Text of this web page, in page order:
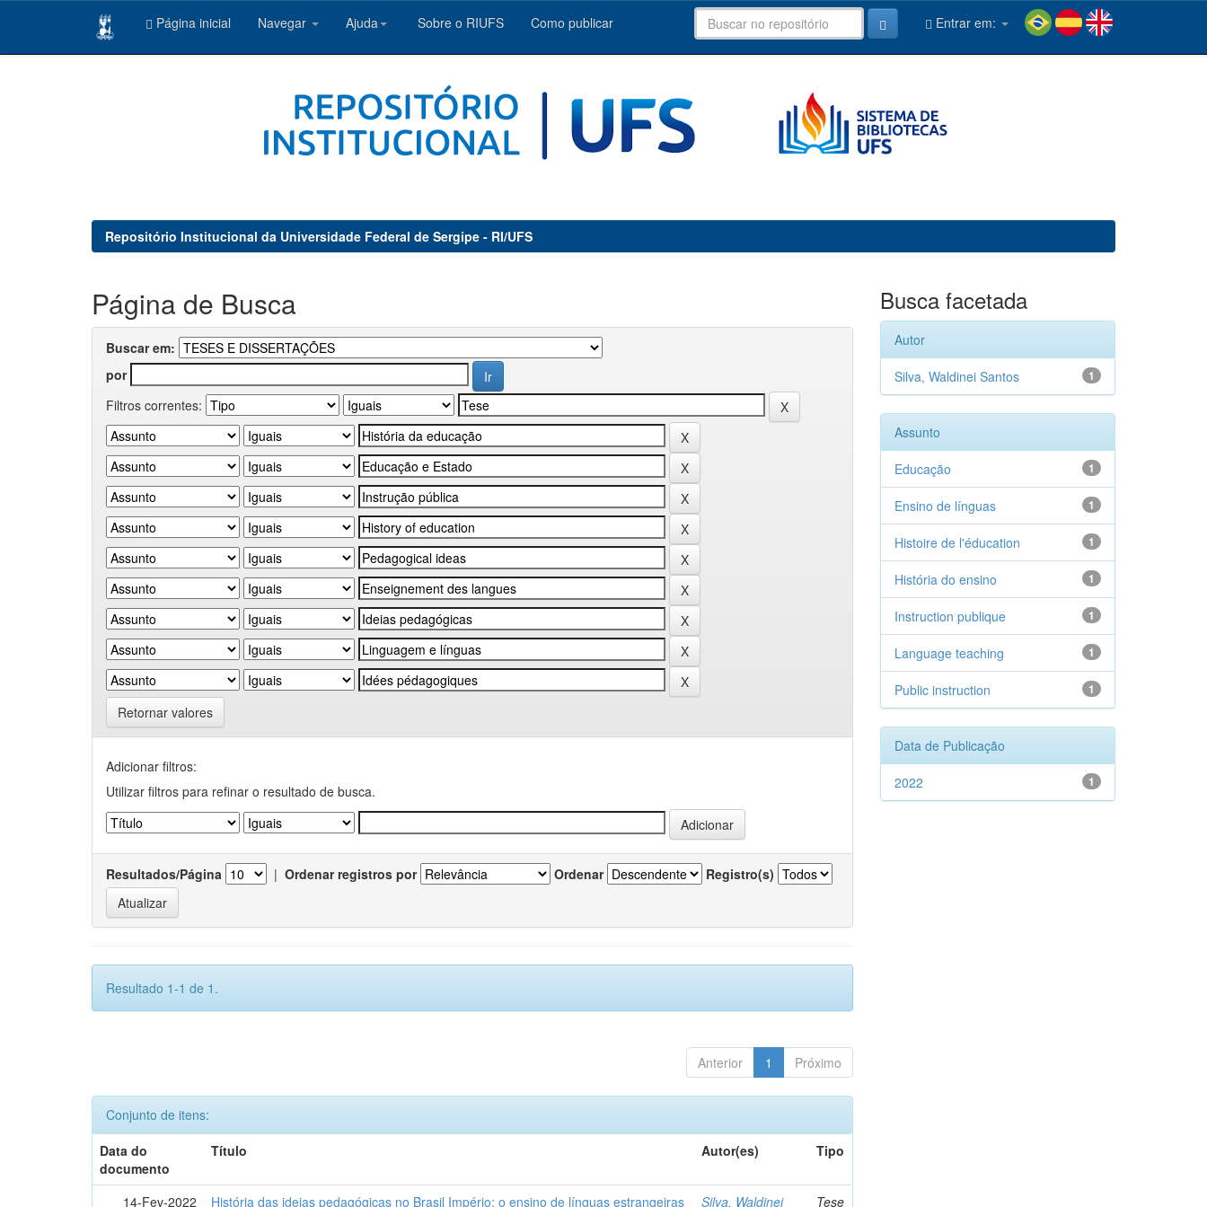
Página inicial Navegar Ajuda Sobre o RIUFS Como publicar Entrar em:
Repositório Institucional da Universidade Federal de Sergipe - RI/UFS
Página de Busca
Buscar em:
por
Filtros correntes:
Retornar valores
Adicionar filtros:
Utilizar filtros para refinar o resultado de busca.
Resultados/Página | Ordenar registros por Ordenar Registro(s)
Resultado 1-1 de 1.
Anterior 1 Próximo
Conjunto de itens:
Data do
documento
Título Autor(es) Tipo
14-Fev-2022 História das ideias pedagógicas no Brasil Império: o ensino de línguas estrangeiras Silva, Waldinei Tese
Busca facetada
Autor
1
Silva, Waldinei Santos
Assunto
1
Educação
1
Ensino de línguas
1
Histoire de l'éducation
1
História do ensino
1
Instruction publique
1
Language teaching
1
Public instruction
Data de Publicação
1
2022